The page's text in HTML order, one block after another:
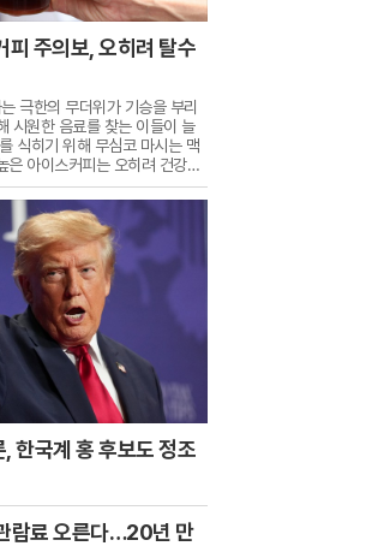
피 주의보, 오히려 탈수
극한의 무더위가 기승을 부리
시원한 음료를 찾는 이들이 늘
식히기 위해 무심코 마시는 맥
은 아이스커피는 오히려 건강을
주의가 필요하다. 식품영양학
올과 카페인은 체내에서 강한
한국계 홍 후보도 정조
람료 오른다…20년 만